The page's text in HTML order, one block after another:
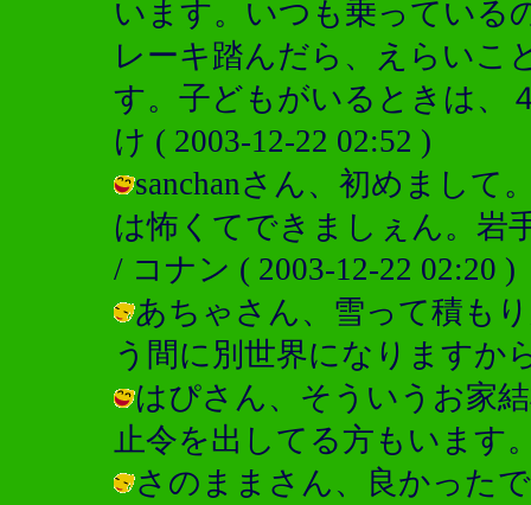
います。いつも乗っている
レーキ踏んだら、えらいこ
す。子どもがいるときは、
け ( 2003-12-22 02:52 )
sanchanさん、初めまして
は怖くてできましぇん。岩
/ コナン ( 2003-12-22 02:20 )
あちゃさん、雪って積も
う間に別世界になりますか
はぴさん、そういうお家
止令を出してる方もいます
さのままさん、良かった